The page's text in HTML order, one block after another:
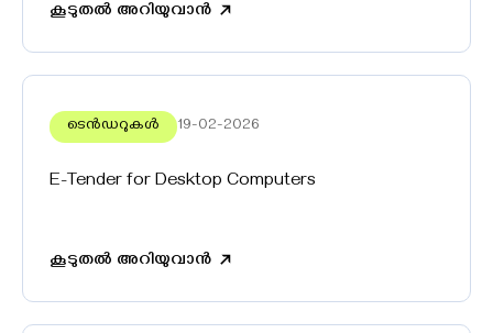
കൂടുതൽ അറിയുവാൻ
ടെൻഡറുകൾ 19-02-2026
E-Tender for Desktop Computers
കൂടുതൽ അറിയുവാൻ